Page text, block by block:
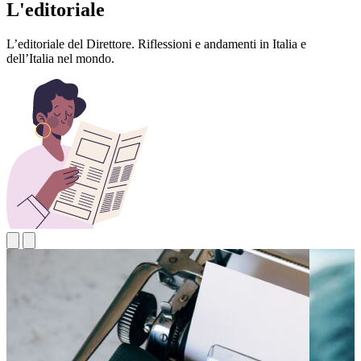
L'editoriale
L’editoriale del Direttore. Riflessioni e andamenti in Italia e
dell’Italia nel mondo.